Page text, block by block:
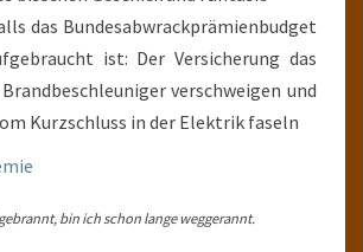
das Bundesabwrackprämienbudget
ist: Der Versicherung das
verschweigen und
Kurzschluss in der Elektrik faseln
bin ich schon lange weggerannt.